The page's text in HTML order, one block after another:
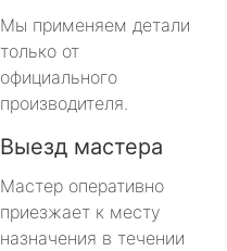
Мы применяем детали
только от
официального
производителя.
Выезд мастера
Мастер оперативно
приезжает к месту
назначения в течении